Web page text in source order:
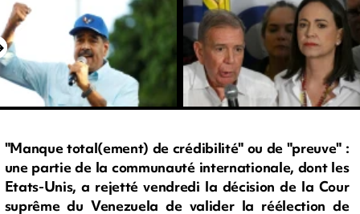
"Manque total(ement) de crédibilité" ou de "preuve" :
une partie de la communauté internationale, dont les
Etats-Unis, a rejetté vendredi la décision de la Cour
suprême du Venezuela de valider la réélection de